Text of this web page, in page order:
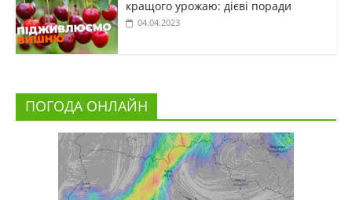
кращого урожаю: дієві поради
04.04.2023
ПОГОДА ОНЛАЙН